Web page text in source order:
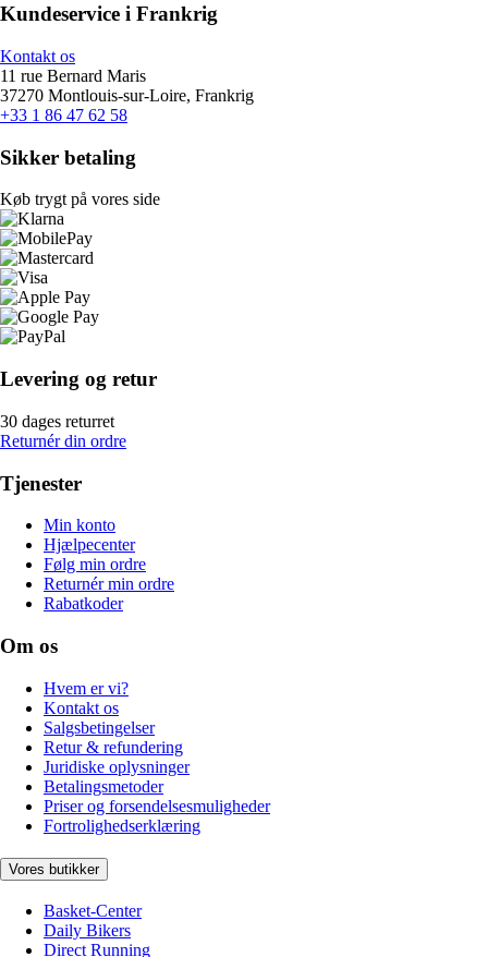
Kundeservice i Frankrig
Kontakt os
11 rue Bernard Maris
37270 Montlouis-sur-Loire, Frankrig
+33 1 86 47 62 58
Sikker betaling
Køb trygt på vores side
Levering og retur
30 dages returret
Returnér din ordre
Tjenester
Min konto
Hjælpecenter
Følg min ordre
Returnér min ordre
Rabatkoder
Om os
Hvem er vi?
Kontakt os
Salgsbetingelser
Retur & refundering
Juridiske oplysninger
Betalingsmetoder
Priser og forsendelsesmuligheder
Fortrolighedserklæring
Vores butikker
Basket-Center
Daily Bikers
Direct Running